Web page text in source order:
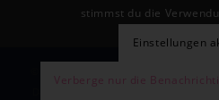
stimmst du die
Einstellungen
Verberge nur die